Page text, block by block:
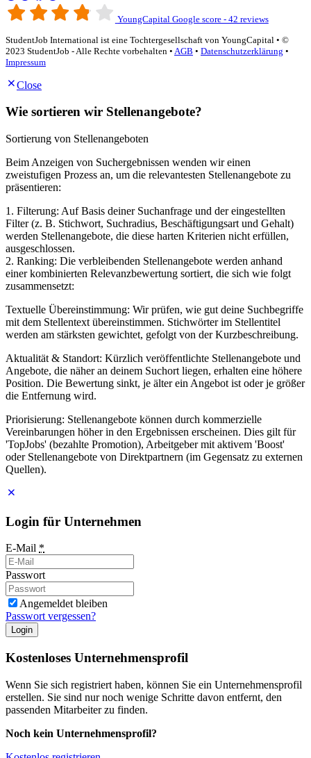
YoungCapital Google score - 42 reviews
StudentJob International ist eine Tochtergesellschaft von YoungCapital • ©
2023 StudentJob - Alle Rechte vorbehalten • AGB • Datenschutzerklärung •
Impressum
Close
Wie sortieren wir Stellenangebote?
Sortierung von Stellenangeboten
Beim Anzeigen von Suchergebnissen wenden wir einen
zweistufigen Prozess an, um die relevantesten Stellenangebote zu
präsentieren:
1. Filterung: Auf Basis deiner Suchanfrage und der eingestellten
Filter (z. B. Stichwort, Suchradius, Beschäftigungsart und Gehalt)
werden Stellenangebote, die diese harten Kriterien nicht erfüllen,
ausgeschlossen.
2. Ranking: Die verbleibenden Stellenangebote werden anhand
einer kombinierten Relevanzbewertung sortiert, die sich wie folgt
zusammensetzt:
Textuelle Übereinstimmung: Wir prüfen, wie gut deine Suchbegriffe
mit dem Stellentext übereinstimmen. Stichwörter im Stellentitel
werden am stärksten gewichtet, gefolgt von der Kurzbeschreibung.
Aktualität & Standort: Kürzlich veröffentlichte Stellenangebote und
Angebote, die näher an deinem Suchort liegen, erhalten eine höhere
Position. Die Bewertung sinkt, je älter ein Angebot ist oder je größer
die Entfernung wird.
Priorisierung: Stellenangebote können durch kommerzielle
Vereinbarungen höher in den Ergebnissen erscheinen. Dies gilt für
'TopJobs' (bezahlte Promotion), Arbeitgeber mit aktivem 'Boost'
oder Stellenangebote von Direktpartnern (im Gegensatz zu externen
Quellen).
Login für Unternehmen
E-Mail *
Passwort
Angemeldet bleiben
Passwort vergessen?
Login
Kostenloses Unternehmensprofil
Wenn Sie sich registriert haben, können Sie ein Unternehmensprofil
erstellen. Sie sind nur noch wenige Schritte davon entfernt, den
passenden Mitarbeiter zu finden.
Noch kein Unternehmensprofil?